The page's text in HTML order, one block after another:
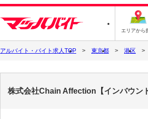
エリアから
アルバイト・バイト求人TOP 東京都 港区
株式会社Chain Affection【インバウン